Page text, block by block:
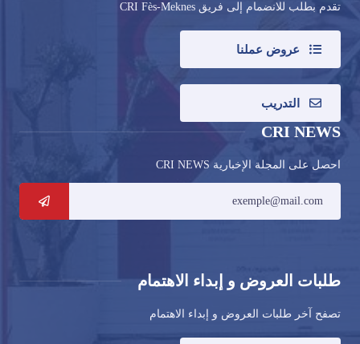
تقدم بطلب للانضمام إلى فريق CRI Fès-Meknes
عروض عملنا
التدريب
CRI NEWS
احصل على المجلة الإخبارية CRI NEWS
طلبات العروض و إبداء الاهتمام
تصفح آخر طلبات العروض و إبداء الاهتمام